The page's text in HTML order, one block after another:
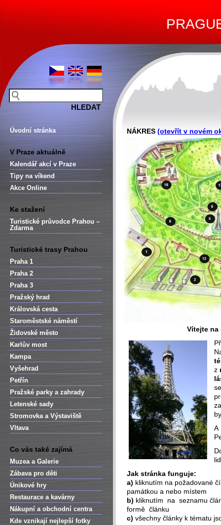
Úvodní stránka
V Praze aktuálně
Kalendář akcí v Praze
Tipy na víkend
Akce Online
Ke stažení
Turistické průvodce Prahou –
Zdarma
Turistické trasy Prahou
Praha 1
Praha 2
Praha 3
Pražský hrad
Královská cesta
Staroměstské náměstí
Židovské město
Karlův most
Kampa
Vyšehrad
Petřín
Pražské parky a zahrady
Letenské sady
Stromovka a Výstaviště
Vltava
Co vás také zajímá
Muzea a Galerie
Zábava pro děti
Únikové hry
Restaurace a kavárny
Nákupní a obchodní centra
Kde vznikají nejlepší fotky
NÁKRES (otevřít v novém
Vítejte na
z
A
Jak stránka funguje:
a) kliknutím na požadované
památkou a nebo místem
b) kliknutím na seznamu
formě článku
c) všechny články k tématu